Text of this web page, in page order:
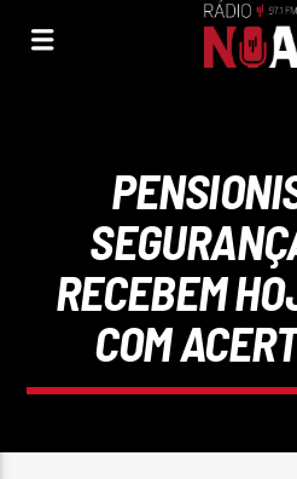
FAIXA ATUAL
RECEBEM
COM